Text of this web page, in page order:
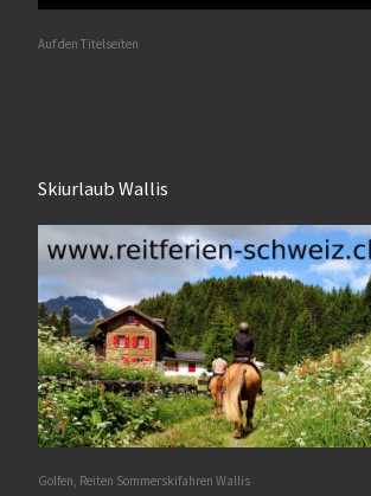
Auf den Titelseiten
Skiurlaub Wallis
Golfen, Reiten Sommerskifahren Wallis